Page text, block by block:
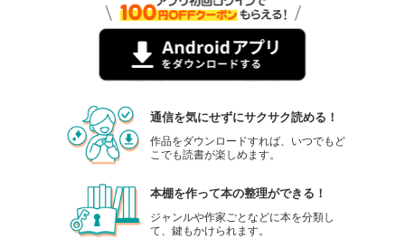
通信を気にせずにサクサク読める！
作品をダウンロードすれば、いつでもど
こでも読書が楽しめます。
本棚を作って本の整理ができる！
ジャンルや作家ごとなどに本を分類し
て、鍵もかけられます。